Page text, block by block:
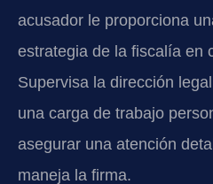
acusador le proporciona
estrategia de la fiscalía en
Supervisa la dirección
una carga de trabajo
asegurar una atención
maneja la firma.